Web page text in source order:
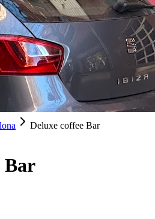
Deluxe coffee Bar
Bar